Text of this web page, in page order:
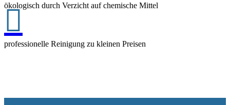
ökologisch durch Verzicht auf chemische Mittel

professionelle Reinigung zu kleinen Preisen